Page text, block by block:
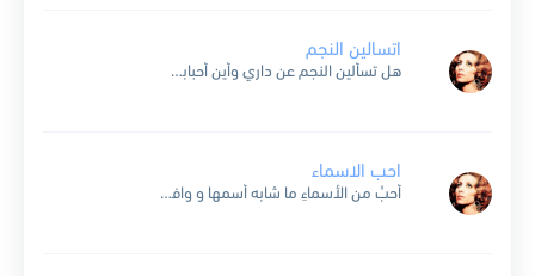
اتسالين النجم
هل تسألين النجم عن داري وأين أحبابي وسماري داري التي أغفت على ربوة حالمة بالمجد والغار تفتح الزهر على خدها فعطرت أيام آذار ضحية الحسن.. وكم فتنة تجني على حسناء...
احب الاسماء
أحبُ من الأسماءِ ما شابه أسمها و وافقهُ أو كانَ منهُ مُدانيا أَعدُ الليالي ليلةً بعد ليلةٍ و قد عشتُ دهراً لا أعدُ اللياليَ فيا ربِ سوي الحبَ بيني و...